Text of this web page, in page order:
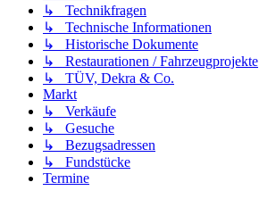
↳ Technikfragen
↳ Technische Informationen
↳ Historische Dokumente
↳ Restaurationen / Fahrzeugprojekte
↳ TÜV, Dekra & Co.
Markt
↳ Verkäufe
↳ Gesuche
↳ Bezugsadressen
↳ Fundstücke
Termine